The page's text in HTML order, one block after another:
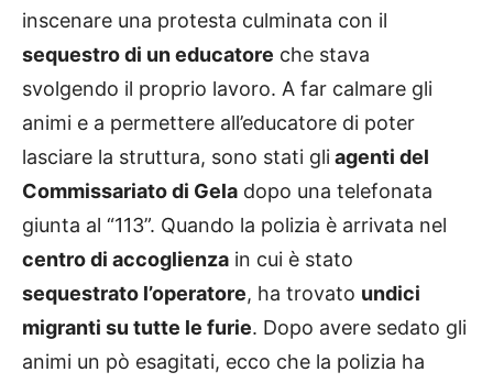
inscenare una protesta culminata con il
sequestro di un educatore che stava
svolgendo il proprio lavoro. A far calmare gli
animi e a permettere all’educatore di poter
lasciare la struttura, sono stati gliagenti del
Commissariato di Gela dopo una telefonata
giunta al “113”. Quando la polizia è arrivata nel
centro di accoglienza in cui è stato
sequestrato l’operatore, ha trovato undici
migranti su tutte le furie. Dopo avere sedato gli
animi un pò esagitati, ecco che la polizia ha